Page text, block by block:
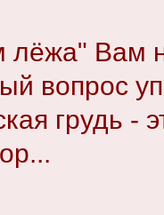
Вам
вопрос
грудь -